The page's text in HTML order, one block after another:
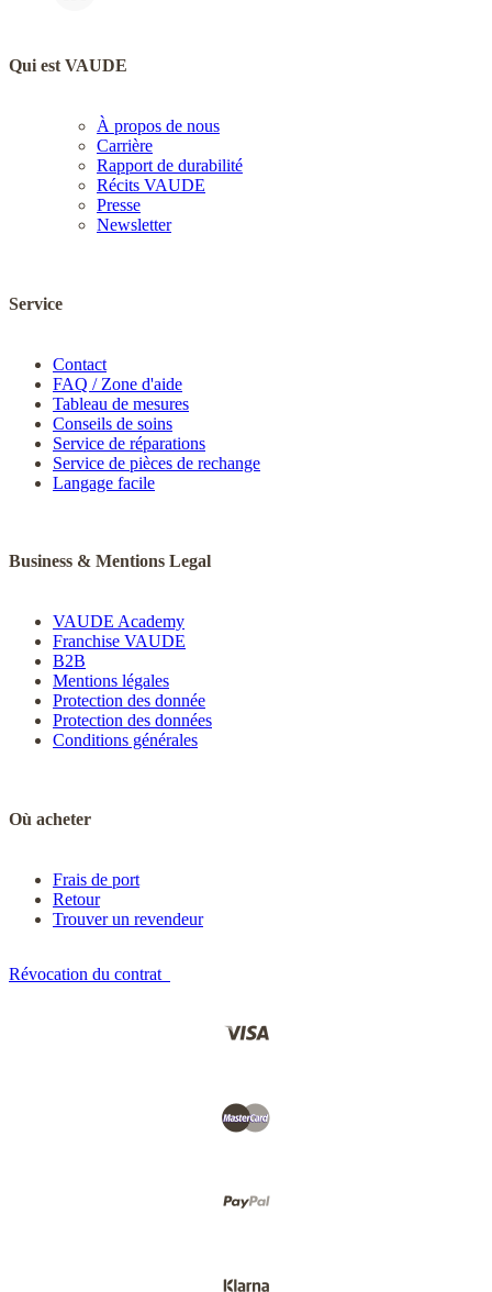
Qui est VAUDE
À propos de nous
Carrière
Rapport de durabilité
Récits VAUDE
Presse
Newsletter
Service
Contact
FAQ / Zone d'aide
Tableau de mesures
Conseils de soins
Service de réparations
Service de pièces de rechange
Langage facile
Business & Mentions Legal
VAUDE Academy
Franchise VAUDE
B2B
Mentions légales
Protection des donnée
Protection des données
Conditions générales
Où acheter
Frais de port
Retour
Trouver un revendeur
Révocation du contrat